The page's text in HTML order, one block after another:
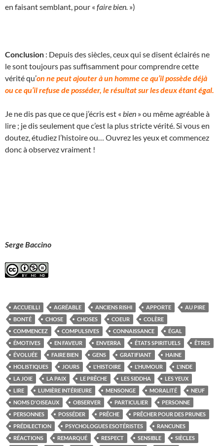
en faisant semblant, pour « faire bien. »)
Conclusion : Depuis des siècles, ceux qui se disent éclairés ne
le sont toujours pas suffisamment pour comprendre cette
vérité qu’on ne peut ajouter à un homme ce qu’il possède déjà
ou ce qu’il refuse de posséder, le résultat sur les deux étant égal.
Je ne dis pas que ce que j’écris est « bien » ou même agréable à
lire ; je dis seulement que c’est la plus stricte vérité. Si vous en
doutez, étudiez l’histoire ou… Ouvrez les yeux et commencez
donc à observez vraiment !
Serge Baccino
ACCUEILLI AGRÉABLE ANCIENS RISHI APPORTE
AU PIRE
BONTÉ
CHOSE CHOSES COEUR
COLÈRE
COMMENCEZ
COMPULSIVES CONNAISSANCE
ÉGAL
ÉMOTIVES
EN FAVEUR ENVERRA ÉTATS SPIRITUELS
ÊTRES
ÉVOLUÉE
FAIRE BIEN GENS GRATIFIANT
HAINE
HOLISTIQUES
JOURS L'HISTOIRE L'HUMOUR
L'INDE
LA JOIE
LA PAIX LE PRÊCHE LES SIDDHA
LES YEUX
LIRE
LUMIÈRE INTÉRIEURE MENSONGE MORALITÉ
NEUF
NOMS D'OISEAUX
OBSERVER PARTICULIER
PERSONNE
PERSONNES
POSSÉDER PRÊCHE
PRÊCHER POUR DES PRUNES
PRÉDILECTION
PSYCHOLOGUES ESOTÉRISTES
RANCUNES
RÉACTIONS
REMARQUÉ RESPECT SENSIBLE SIÈCLES